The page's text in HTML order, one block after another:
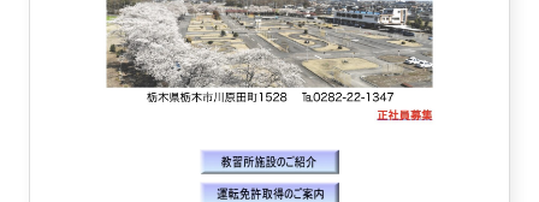
業者様登録はこちら